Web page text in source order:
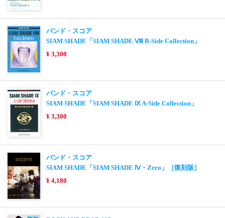
バンド・スコア
SIAM SHADE「SIAM SHADE Ⅷ B-Side Collection」
¥ 3,300
バンド・スコア
SIAM SHADE「SIAM SHADE Ⅸ A-Side Collection」
¥ 3,300
バンド・スコア
SIAM SHADE「SIAM SHADE Ⅳ・Zero」［復刻版］
¥ 4,180